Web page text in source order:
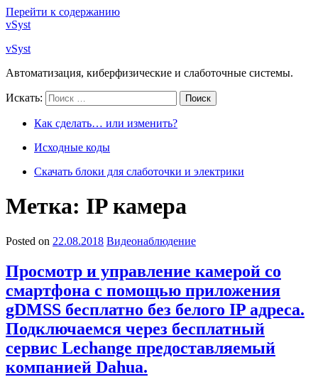
Перейти к содержанию
vSyst
vSyst
Автоматизация, киберфизические и слаботочные системы.
Искать: Поиск
Как сделать… или изменить?
Исходные коды
Скачать блоки для слаботочки и электрики
Метка: IP камера
Posted on 22.08.2018 Видеонаблюдение
Просмотр и управление камерой со
смартфона с помощью приложения
gDMSS бесплатно без белого IP адреса.
Подключаемся через бесплатный
сервис Lechange предоставляемый
компанией Dahua.